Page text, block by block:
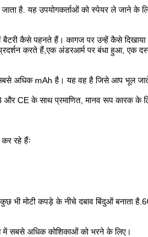
है. यह उपयोगकर्ताओं को स्पेयर ले जाने के
कैसे पहनते हैं। कागज पर उन्हें कैसे दिखाया
करते हैं,एक अंडरआर्म पर बंधा हुआ, एक
सबसे अधिक mAh है। यह वह है जिसे आप भूल
के साथ प्रमाणित, मानव रूप कारक के लिए
कर रहे हैंः
भी मोटी कपड़े के नीचे दबाव बिंदुओं बनाता
में सबसे अधिक कोशिकाओं को भरने के लिए।